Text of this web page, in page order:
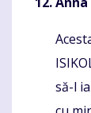
să-l